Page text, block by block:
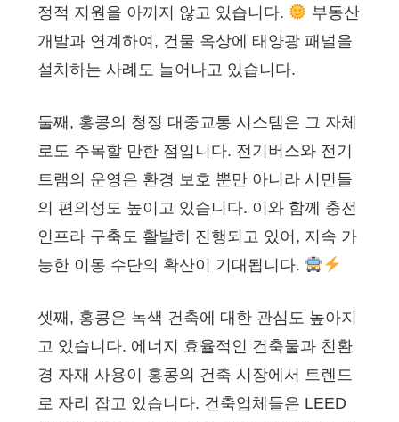
정적 지원을 아끼지 않고 있습니다.
부동산
개발과 연계하여, 건물 옥상에 태양광 패널을
설치하는 사례도 늘어나고 있습니다.
둘째, 홍콩의 청정 대중교통 시스템은 그 자체
로도 주목할 만한 점입니다. 전기버스와 전기
트램의 운영은 환경 보호 뿐만 아니라 시민들
의 편의성도 높이고 있습니다. 이와 함께 충전
인프라 구축도 활발히 진행되고 있어, 지속 가
능한 이동 수단의 확산이 기대됩니다.
셋째, 홍콩은 녹색 건축에 대한 관심도 높아지
고 있습니다. 에너지 효율적인 건축물과 친환
경 자재 사용이 홍콩의 건축 시장에서 트렌드
로 자리 잡고 있습니다. 건축업체들은 LEED